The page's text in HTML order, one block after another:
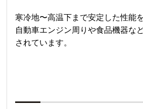
寒冷地〜高温下まで安定した性能
自動車エンジン周りや食品機器な
されています。